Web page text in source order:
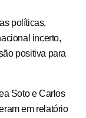
políticas,
incerto,
positiva para
Soto e Carlos
em relatório